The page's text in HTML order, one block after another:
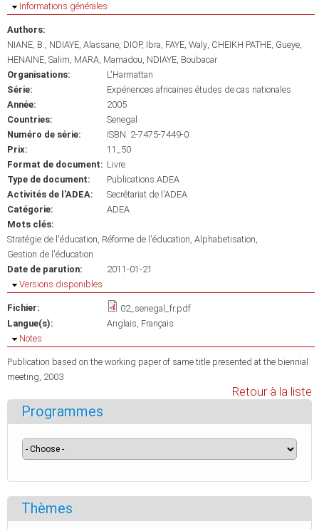
Masquer
Informations générales
Authors:
NIANE, B. NDIAYE, Alassane DIOP, Ibra FAYE, Waly CHEIKH PATHE, Gueye
HENAINE, Salim MARA, Mamadou NDIAYE, Boubacar
Organisations:
L'Harmattan
Série:
Expériences africaines études de cas nationales
Année:
2005
Countries:
Senegal
Numéro de série:
ISBN: 2-7475-7449-0
Prix:
11_50
Format de document: Livre
Type de document:
Publications ADEA
Activités de l'ADEA:
Secrétariat de l'ADEA
Catégorie:
ADEA
Mots clés:
Stratégie de l'éducation Réforme de l'éducation Alphabetisation
Gestion de l'éducation
Date de parution:
2011-01-21
Masquer
Versions disponibles
Fichier:
02_senegal_fr.pdf
Langue(s):
Anglais Français
Masquer
Notes
Publication based on the working paper of same title presented at the biennial
meeting, 2003
Retour à la liste
Programmes
Thèmes